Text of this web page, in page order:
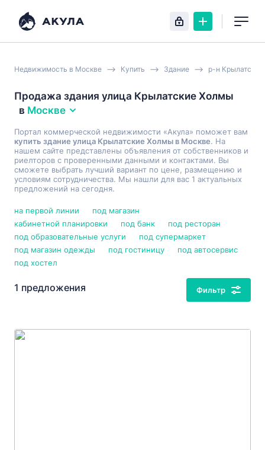
Недвижимость в Москве Купить Здание р-н Крылатское
Продажа здания улица Крылатские Холмы
в Москве
Портал коммерческой недвижимости «Акула» поможет вам
купить здание улица Крылатские Холмы в Москве. На
нашем сайте представлены объявления от собственников и
риелторов с проверенными данными и контактами. Вы
сможете выбрать лучший вариант по цене, размещению и
условиям сотрудничества. Мы нашли для вас 1 актуальных
предложений на сегодня.
на первой линии
под магазин
кабинетной планировки
под банк
под ресторан
под образовательные услуги
под супермаркет
под магазин одежды
под гостиницу
под автосервис
под хостел
1 предложения Фильтр